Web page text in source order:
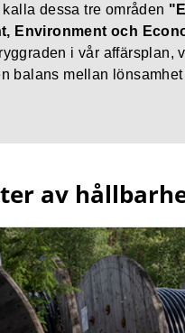
dessa tre områden
Environment och
i vår affärsplan,
balans mellan lönsamhet
av